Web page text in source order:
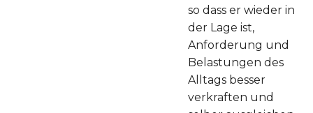
so dass er wieder in
der Lage ist,
Anforderung und
Belastungen des
Alltags besser
verkraften und